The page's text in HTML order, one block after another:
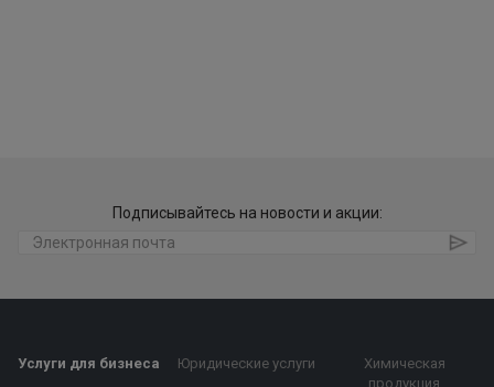
Подписывайтесь на новости и акции:
Услуги для бизнеса
Юридические услуги
Химическая
продукция